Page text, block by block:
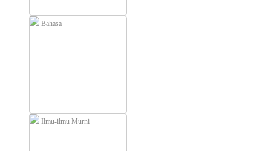
Bahasa
Ilmu-ilmu Murni